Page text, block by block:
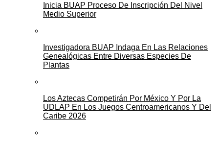
Inicia BUAP Proceso De Inscripción Del Nivel
Medio Superior
Investigadora BUAP Indaga En Las Relaciones
Genealógicas Entre Diversas Especies De
Plantas
Los Aztecas Competirán Por México Y Por La
UDLAP En Los Juegos Centroamericanos Y Del
Caribe 2026